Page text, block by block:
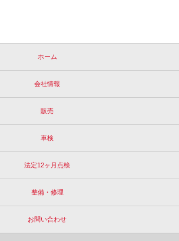
ホーム
会社情報
販売
車検
法定12ヶ月点検
整備・修理
お問い合わせ